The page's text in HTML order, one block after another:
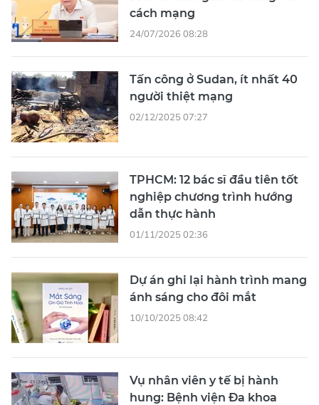
cách mạng
24/07/2026 08:28
Tấn công ở Sudan, ít nhất 40
người thiệt mạng
02/12/2025 07:27
TPHCM: 12 bác sĩ đầu tiên tốt
nghiệp chương trình hướng
dẫn thực hành
01/11/2025 02:36
Dự án ghi lại hành trình mang
ánh sáng cho đôi mắt
10/10/2025 08:42
Vụ nhân viên y tế bị hành
hung: Bệnh viện Đa khoa